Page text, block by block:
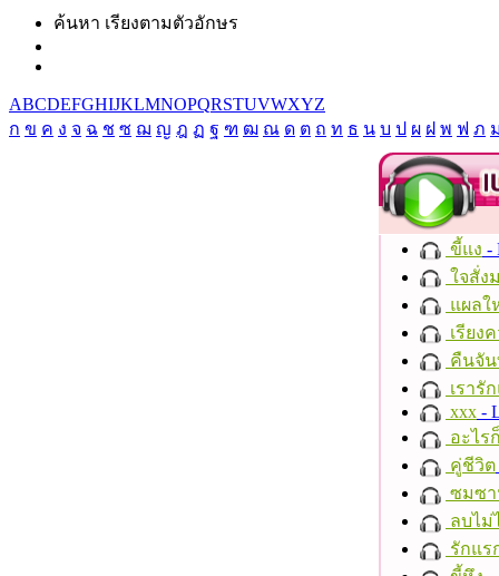
ค้นหา เรียงตามตัวอักษร
ABCDEFGHIJKLMNOPQRSTUVWXYZ
ก ข ค ง จ ฉ ช ซ ฌ ญ ฎ ฏ ฐ ฑ ฒ ณ ด ต ถ ท ธ น บ ป ผ ฝ พ ฟ ภ
ขี้แง -
ใจสั่ง
แผลใ
เรียง
คืนจั
เรารั
xxx -
อะไร
คู่ชีวิต
ซมซ
ลบไม่
รักแร